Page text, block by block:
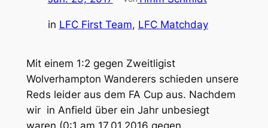
in LFC First Team, LFC Matchday
Mit einem 1:2 gegen Zweitligist
Wolverhampton Wanderers schieden unsere
Reds leider aus dem FA Cup aus. Nachdem
wir in Anfield über ein Jahr unbesiegt